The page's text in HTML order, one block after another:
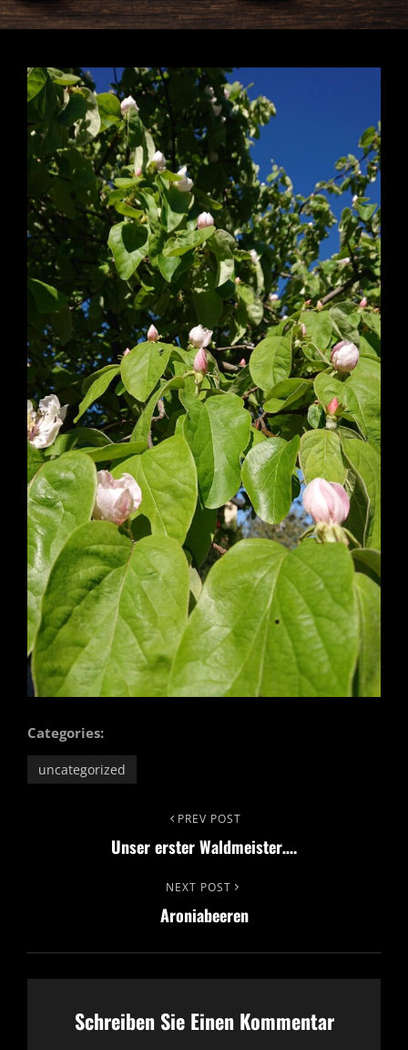
Categories:
uncategorized
Navigation
PREV POST
Unser erster Waldmeister….
NEXT POST
Aroniabeeren
Schreiben Sie Einen Kommentar